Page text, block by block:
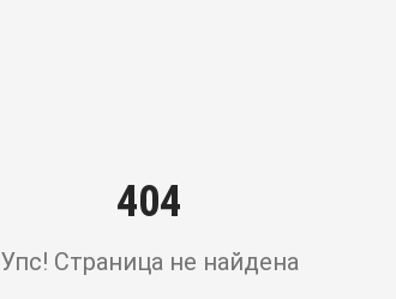
404
Упс! Страница не найдена